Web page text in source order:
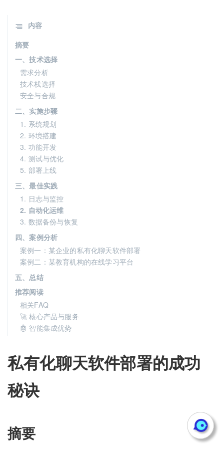
私有化聊天软件部署的成功
秘诀
摘要
内容
摘要
一、技术选择
需求分析
技术栈选择
安全与合规
二、实施步骤
1. 系统规划
2. 环境搭建
3. 功能开发
4. 测试与优化
5. 部署上线
三、最佳实践
1. 日志与监控
2. 自动化运维
3. 数据备份与恢复
四、案例分析
案例一：某企业的私有化聊天软件部署
案例二：某教育机构的在线学习平台
五、总结
推荐阅读
相关FAQ
🚀 核心产品与服务
🤖 智能集成优势